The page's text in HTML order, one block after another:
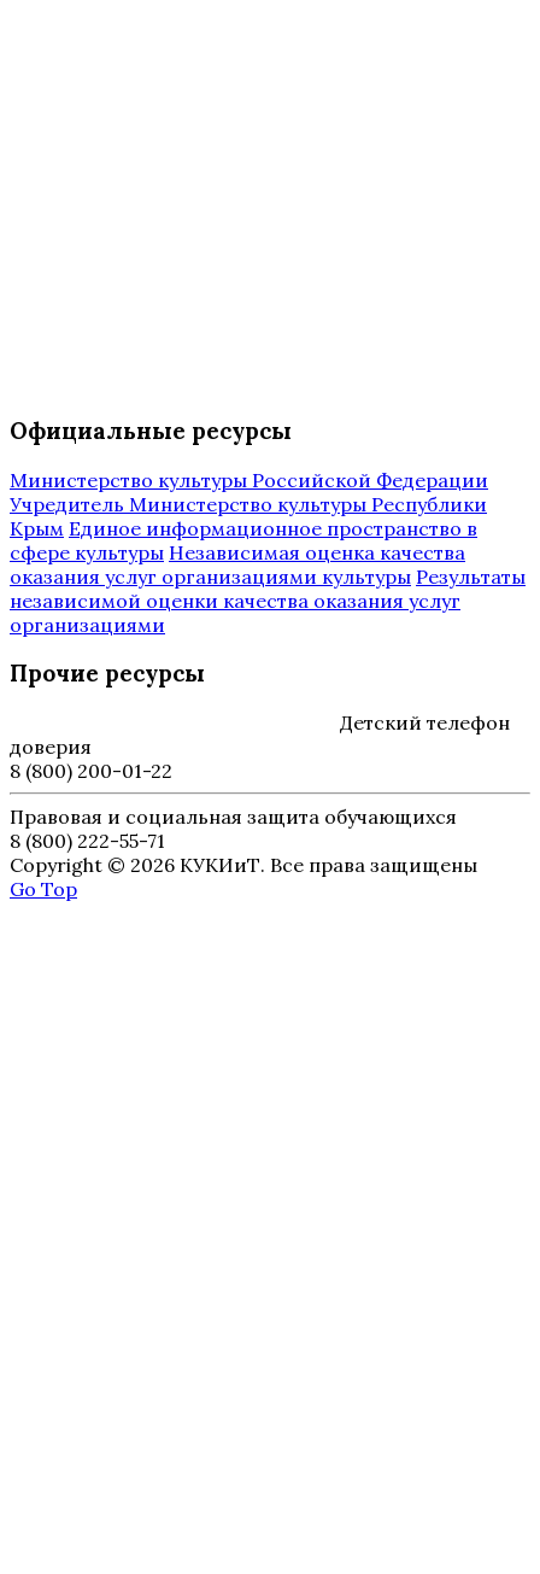
Официальные ресурсы
Министерство культуры Российской Федерации
Учредитель Министерство культуры Республики
Крым Единое информационное пространство в
сфере культуры Независимая оценка качества
оказания услуг организациями культуры Результаты
независимой оценки качества оказания услуг
организациями
Прочие ресурсы
Детский телефон
доверия
8 (800) 200-01-22
Правовая и социальная защита обучающихся
8 (800) 222-55-71
Copyright © 2026 КУКИиТ. Все права защищены
Go Top